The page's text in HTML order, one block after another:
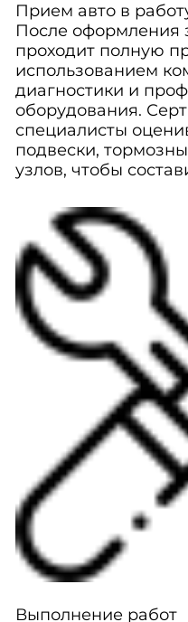
Прием авто в
После оформления
проходит полную
использованием
диагностики и
оборудования.
специалисты
подвески,
узлов, чтобы
Выполнение работ